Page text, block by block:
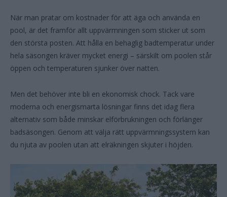
När man pratar om kostnader för att äga och använda en
pool, är det framför allt uppvärmningen som sticker ut som
den största posten. Att hålla en behaglig badtemperatur under
hela säsongen kräver mycket energi – särskilt om poolen står
öppen och temperaturen sjunker över natten.
Men det behöver inte bli en ekonomisk chock. Tack vare
moderna och energismarta lösningar finns det idag flera
alternativ som både minskar elförbrukningen och förlänger
badsäsongen. Genom att välja rätt uppvärmningssystem kan
du njuta av poolen utan att elräkningen skjuter i höjden.